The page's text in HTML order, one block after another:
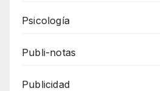
Psicología
Publi-notas
Publicidad